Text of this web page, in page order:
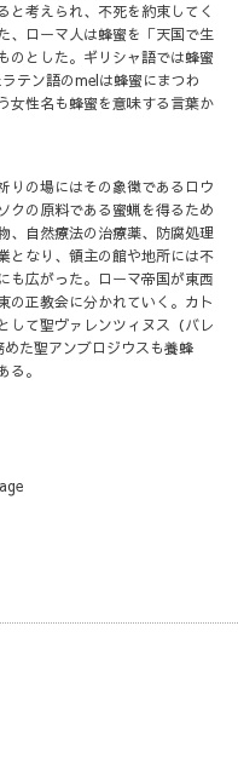
と考えられ、不死を約束してく
、ローマ人は蜂蜜を「天国で生
のとした。ギリシャ語では蜂蜜
テン語のmelは蜂蜜にまつわ
女性名も蜂蜜を意味する言葉か
りの場にはその象徴であるロウ
クの原料である蜜蝋を得るため
、自然療法の治療薬、防腐処理
となり、領主の館や地所には不
も広がった。ローマ帝国が東西
の正教会に分かれていく。カト
して聖ヴァレンツィヌス（バレ
た聖アンブロジウスも養蜂
。